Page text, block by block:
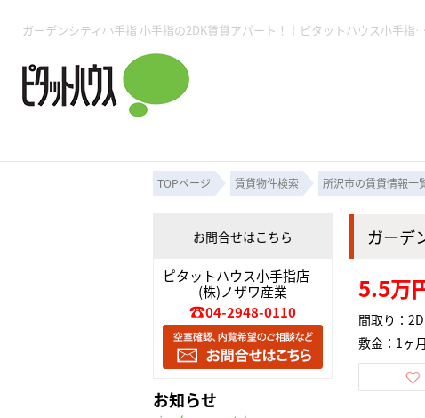
ガーデンシティ小手指 小手指の2DK賃貸アパート！｜ピタットハウス小手指店 (株)ノザワ産業
所沢賃貸TOP 物件検索フォーム
月極駐車場 事業用物件 コン
賃貸管理業務 土地・空き家活用
入居者様用ページTOP 入居中のマナー
売買物件一覧 購入時の諸費用
無料売却査定 仲介手数料について
必要な書類 売却の流れ 高く
スタッフ紹介 お知
ピタットハウス所沢店 ピタットハウス
ご来店予約 お住まいの解約手続き
所沢賃貸TOP
月極駐車場 事業用物件 コン
賃貸管理業務
入居者様用ページTOP
売買物件一覧
無料売却査定
必要な書類
会社概要
ピタットハウス所沢店 ピタットハウス小
ご来店予約
TOPページ 賃貸物件検索 所沢市の賃貸情報一
ガーデ
5.5万
間取り：
敷金：1ヶ
お問合せはこちら
ピタットハウス小手指店
(株)ノザワ産業
04-2948-0110
お知らせ